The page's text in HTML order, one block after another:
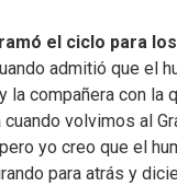
el ciclo para
admitió que el
la compañera con
volvimos al
yo creo que el
para atrás y